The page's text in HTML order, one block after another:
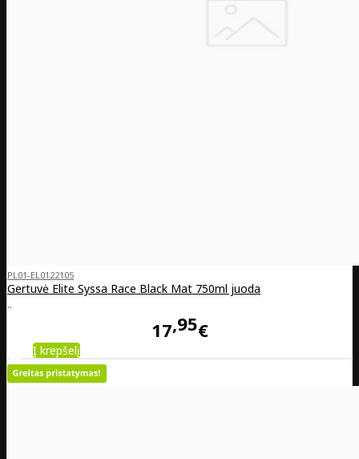
PL01-EL0122105
Gertuvė Elite Syssa Race Black Mat 750ml juoda
..
17 95€
Į krepšelį